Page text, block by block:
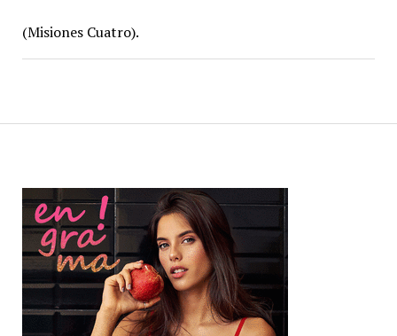
(Misiones Cuatro).